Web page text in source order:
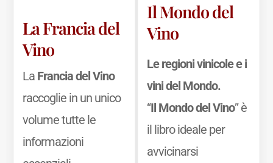
La Francia del
Vino
La Francia del Vino
raccoglie in un unico
volume tutte le
informazioni
Il Mondo del
Vino
Le regioni vinicole e i
vini del Mondo.
“Il Mondo del Vino” è
il libro ideale per
avvicinarsi